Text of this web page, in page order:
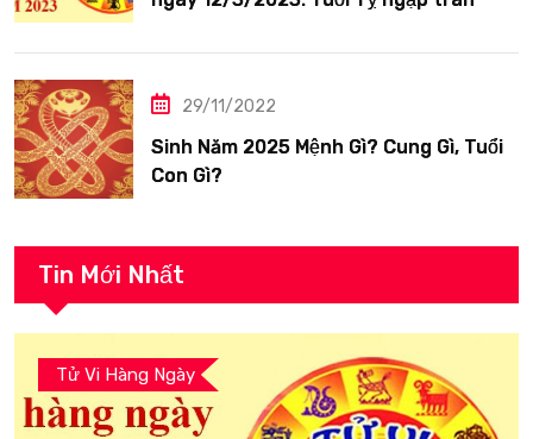
29/11/2022
Sinh Năm 2025 Mệnh Gì? Cung Gì, Tuổi
Con Gì?
Tin Mới Nhất
Tử Vi Hàng Ngày